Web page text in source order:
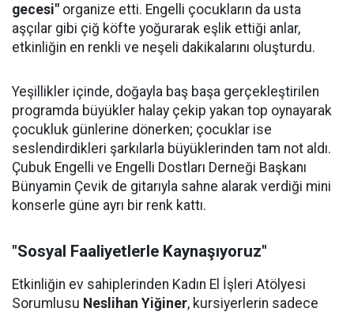
gecesi" organize etti. Engelli çocukların da usta
aşçılar gibi çiğ köfte yoğurarak eşlik ettiği anlar,
etkinliğin en renkli ve neşeli dakikalarını oluşturdu.
Yeşillikler içinde, doğayla baş başa gerçekleştirilen
programda büyükler halay çekip yakan top oynayarak
çocukluk günlerine dönerken; çocuklar ise
seslendirdikleri şarkılarla büyüklerinden tam not aldı.
Çubuk Engelli ve Engelli Dostları Derneği Başkanı
Bünyamin Çevik de gitarıyla sahne alarak verdiği mini
konserle güne ayrı bir renk kattı.
"Sosyal Faaliyetlerle Kaynaşıyoruz"
Etkinliğin ev sahiplerinden Kadın El İşleri Atölyesi
Sorumlusu Neslihan Yiğiner, kursiyerlerin sadece